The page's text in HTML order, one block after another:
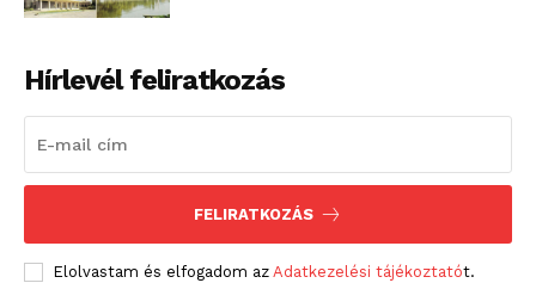
Hírlevél feliratkozás
FELIRATKOZÁS
Elolvastam és elfogadom az Adatkezelési tájékoztatót.